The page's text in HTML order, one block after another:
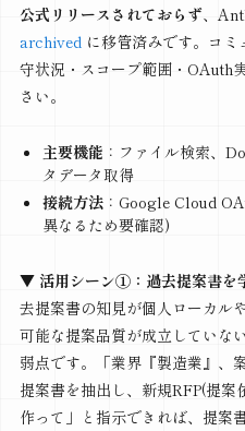
公式リリースされておらず、
archivedに移管済みです。コミ
守状況・スコープ範囲・OAuth
さい。
主要機能 ：ファイル検索、
タデータ取得
接続方法：Google Cloud
異なるため要確認)
▼ 活用シーン①：過去提案書を
去提案書の知見が個人ローカル
可能な提案品質が成立していな
弱点です。「業界『製造業』、
提案書を抽出し、新規RFP(提
作って」と指示できれば、提案